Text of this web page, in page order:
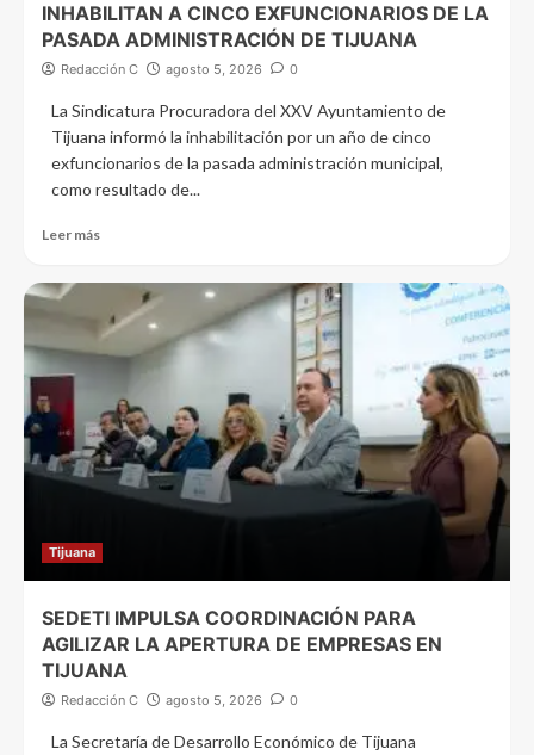
INHABILITAN A CINCO EXFUNCIONARIOS DE LA
PASADA ADMINISTRACIÓN DE TIJUANA
Redacción C agosto 5, 2026 0
La Sindicatura Procuradora del XXV Ayuntamiento de
Tijuana informó la inhabilitación por un año de cinco
exfuncionarios de la pasada administración municipal,
como resultado de...
Leer más
Tijuana
SEDETI IMPULSA COORDINACIÓN PARA
AGILIZAR LA APERTURA DE EMPRESAS EN
TIJUANA
Redacción C agosto 5, 2026 0
La Secretaría de Desarrollo Económico de Tijuana